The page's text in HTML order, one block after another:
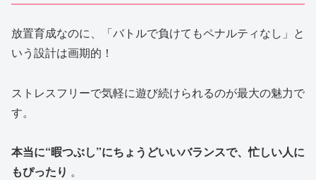
放置育成なのに、「バトルで負けてもペナルティなし」と
いう設計は画期的！
ストレスフリーで気軽に遊び続けられるのが最大の魅力で
す。
本当に“暇つぶし”にちょうどいいバランスで、忙しい人に
もぴったり 。